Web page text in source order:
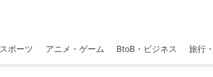
スポーツ アニメ・ゲーム BtoB・ビジネス 旅行